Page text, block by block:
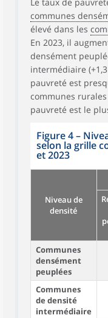
Le taux de
communes
élevé dans les
En 2023, il
densément
intermédiaire
pauvreté est
communes
pauvreté est le
Figure 4 –
selon la grille
et 2023
Niveau de
densité
Communes
densément
peuplées
Communes
de densité
intermédiaire